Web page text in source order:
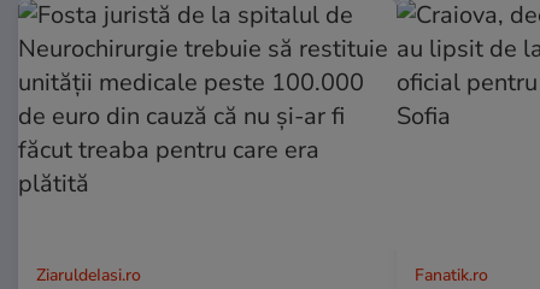
ZiaruldeIasi.ro Fanatik.ro